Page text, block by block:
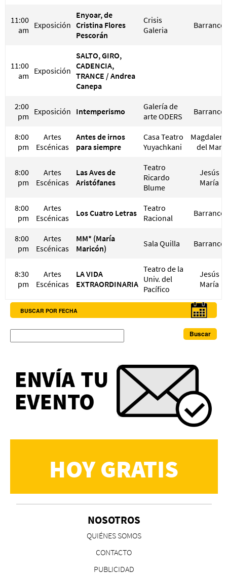
11:00
am Exposición
Enyoar, de
Cristina Flores
Pescorán
Crisis
Galeria
Barranco
11:00
am Exposición
SALTO, GIRO,
CADENCIA,
TRANCE / Andrea
Canepa
2:00
pm Exposición Intemperismo
Galería de
arte ODERS
Barranco
8:00
pm
Artes
Escénicas
Antes de irnos
para siempre
Casa Teatro
Yuyachkani
del Mar
8:00
pm
Artes
Escénicas
Las Aves de
Aristófanes
Teatro
Ricardo
Blume
Jesús
María
8:00
pm
Artes
Escénicas
Los Cuatro Letras
Teatro
Racional
Barranco
8:00
pm
Artes
Escénicas
MM* (María
Maricón)
Sala Quilla Barranco
8:30
pm
Artes
Escénicas
LA VIDA
EXTRAORDINARIA
Teatro de la
Univ. del
Pacífico
Jesús
María
BUSCAR POR FECHA
HOY GRATIS
NOSOTROS
QUIÉNES SOMOS
CONTACTO
PUBLICIDAD